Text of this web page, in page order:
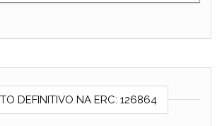
DEFINITIVO NA ERC: 126864